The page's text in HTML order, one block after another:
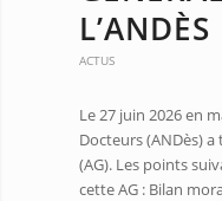
L’ANDÈS
ACTUS
Le 27 juin 2026 en
Docteurs (ANDès)
(AG). Les points
cette AG : Bilan